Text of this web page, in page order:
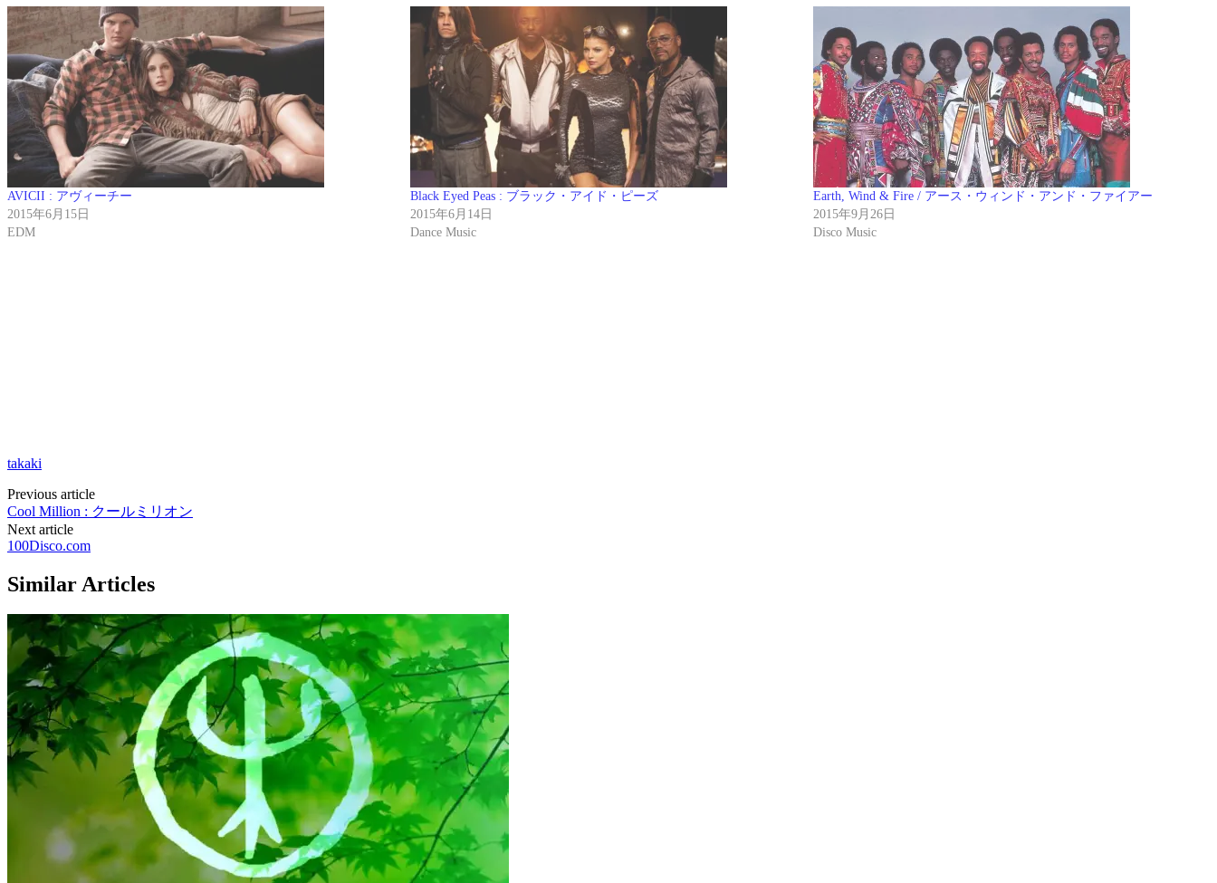
有
(新
し
い
ウ
ィ
ン
ド
ウ
で
開
き
ま
リ
ッ
ク
て
く
だ
さ
い
(新
し
い
ウ
ィ
ン
ド
ウ
で
開
き
有
(新
し
い
ウ
ィ
ン
ド
ウ
で
開
き
ま
す)
ェ
ア
(新
し
い
ウ
ィ
ン
ド
ウ
で
開
き
ま
す)
有
(新
し
い
ウ
ィ
ン
ド
ウ
で
開
き
ま
す)
AVICII : アヴィーチー
2015年6月15日
EDM
Black Eyed Peas : ブラック・アイド・ピーズ
2015年6月14日
Dance Music
Earth, Wind & Fire / アース・ウィンド・アンド・ファイアー
2015年9月26日
Disco Music
takaki
Post
navigation
Previous article
Cool Million : クールミリオン
Next article
100Disco.com
Similar Articles